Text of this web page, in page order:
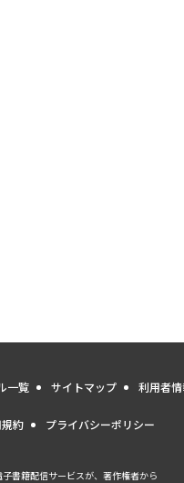
一覧 サイトマップ 利用者
約 プライバシーポリシー
書籍配信サービスが、著作権者から